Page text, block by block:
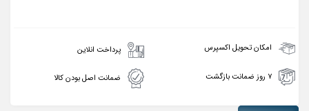
امکان تحویل اکسپرس پرداخت انلاین
۷ روز ضمانت بازگشت ضمانت اصل بودن کالا